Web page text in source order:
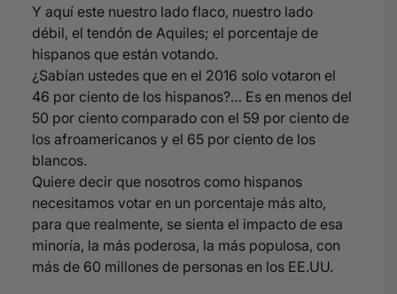
Y aquí este nuestro lado flaco, nuestro lado
débil, el tendón de Aquiles; el porcentaje de
hispanos que están votando.
¿Sabían ustedes que en el 2016 solo votaron el
46 por ciento de los hispanos?… Es en menos del
50 por ciento comparado con el 59 por ciento de
los afroamericanos y el 65 por ciento de los
blancos.
Quiere decir que nosotros como hispanos
necesitamos votar en un porcentaje más alto,
para que realmente, se sienta el impacto de esa
minoría, la más poderosa, la más populosa, con
más de 60 millones de personas en los EE.UU.